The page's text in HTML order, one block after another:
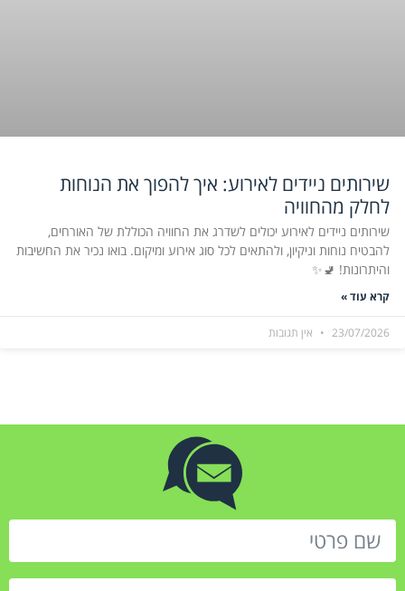
שירותים ניידים לאירוע: איך להפוך את הנוחות
לחלק מהחוויה
שירותים ניידים לאירוע יכולים לשדרג את החוויה הכוללת של האורחים,
להבטיח נוחות וניקיון, ולהתאים לכל סוג אירוע ומיקום. בואו נכיר את החשיבות
והיתרונות! 🚽✨
קרא עוד »
23/07/2026 אין תגובות